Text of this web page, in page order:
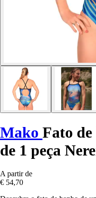
Mako Fato
de 1 peça
A partir de
€ 54,70